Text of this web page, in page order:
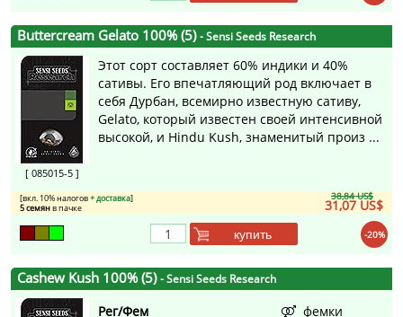
Buttercream Gelato 100% (5)- Sensi Seeds Research
[ 085015-5 ]
Этот сорт составляет 60% индики и 40%
сативы. Его впечатляющий род включает в
себя Дурбан, всемирно известную сативу,
Gelato, который известен своей интенсивной
высокой, и Hindu Kush, знаменитый произ ...
38,84 US$
31,07 US$
[вкл. 10% налогов+ доставка]
5 семянв пачке
-20%
купить
Cashew Kush 100% (5)- Sensi Seeds Research
Рег/Фем фемки